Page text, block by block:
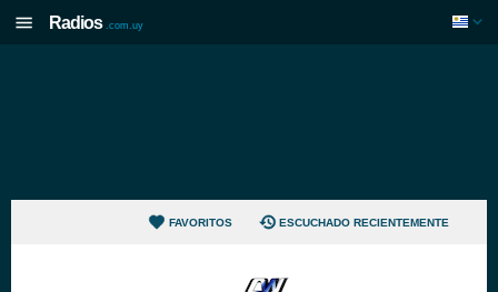
Radios .com.uy
FAVORITOS ESCUCHADO RECIENTEMENTE